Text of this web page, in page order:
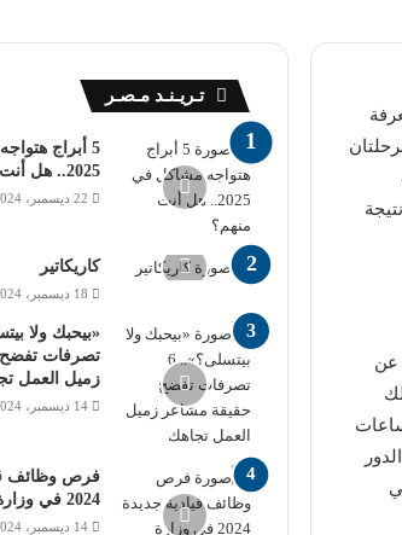
تنسيق المرحلة الثالثة 2025 ، ومعرفة
عن
تـريـنـد مـصـر
5 أبراج
2025.. هل أنت منهم؟
22 ديسمبر، 2024
كاريكاتير
18 ديسمبر، 2024
تصرفات
زميل العمل
14 ديسمبر، 2024
فرص وظائف
2024 في وزارة التموين
14 ديسمبر، 2024